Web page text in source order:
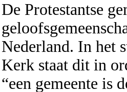
De Protestantse
Nederland. In het
Kerk staat dit in
“een gemeente is